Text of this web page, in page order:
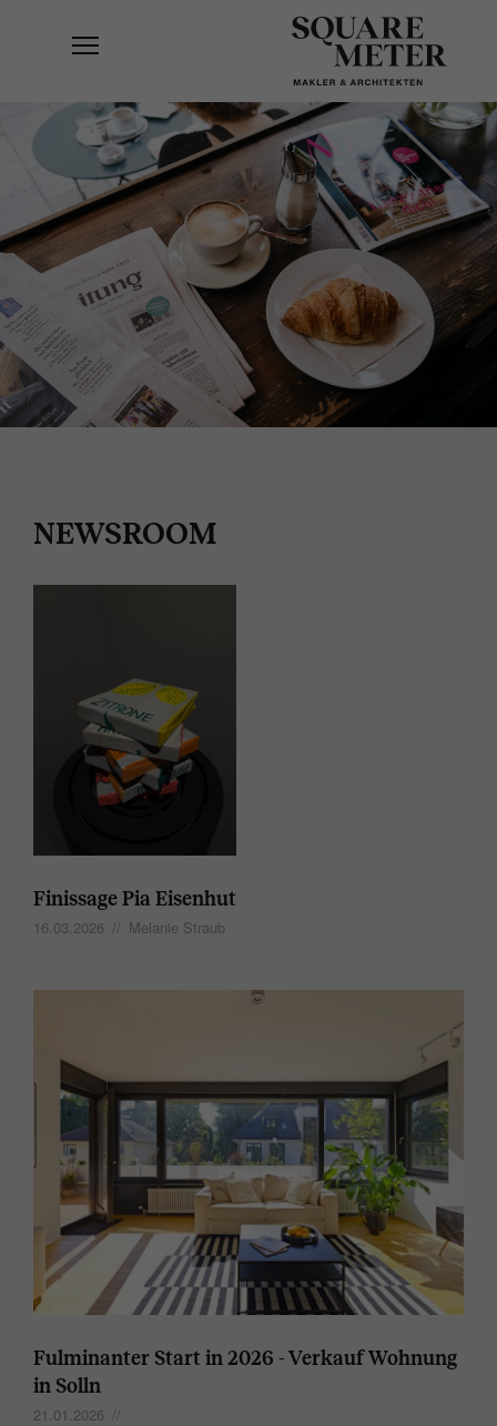
NEWSROOM
Finissage Pia Eisenhut
16.03.2026 // Melanie Straub
Fulminanter Start in 2026 - Verkauf Wohnung
in Solln
21.01.2026 //